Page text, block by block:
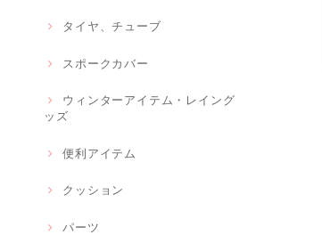
タイヤ、チューブ
スポークカバー
ウィンターアイテム・レイング
ッズ
便利アイテム
クッション
パーツ